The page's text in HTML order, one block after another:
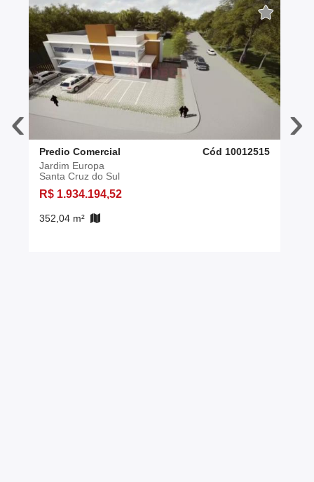
‹
Predio Comercial
Cód 10012515
Jardim Europa
Santa Cruz do Sul
R$ 1.934.194,52
352,04 m²
›